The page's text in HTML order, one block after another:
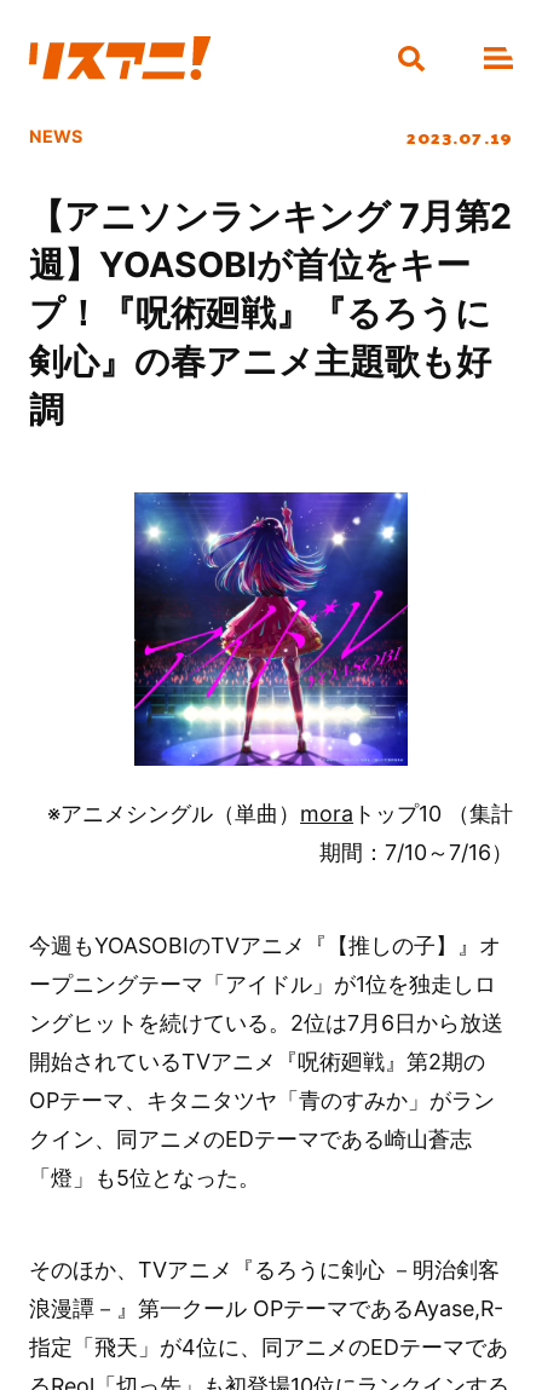
NEWS 2023.07.19
【アニソンランキング 7月第2
週】YOASOBIが首位をキー
プ！『呪術廻戦』『るろうに
剣心』の春アニメ主題歌も好
調
※アニメシングル（単曲） mora トップ10 （集計
期間：7/10～7/16）
今週もYOASOBIのTVアニメ『【推しの子】』オ
ープニングテーマ「アイドル」が1位を独走しロ
ングヒットを続けている。2位は7月6日から放送
開始されているTVアニメ『呪術廻戦』第2期の
OPテーマ、キタニタツヤ「青のすみか」がラン
クイン、同アニメのEDテーマである崎山蒼志
「燈」も5位となった。
そのほか、TVアニメ『るろうに剣心 －明治剣客
浪漫譚－』第一クール OPテーマであるAyase,R-
指定「飛天」が4位に、同アニメのEDテーマであ